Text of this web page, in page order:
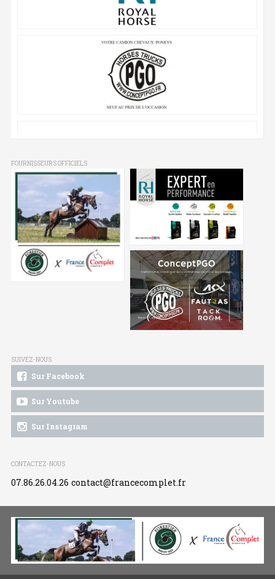
FOURNISSEURS OFFICIELS
SUIVEZ-NOUS
Sur Facebook
Sur Youtube
Sur Instagram
CONTACTEZ-NOUS
07.86.26.04.26 contact@francecomplet.fr